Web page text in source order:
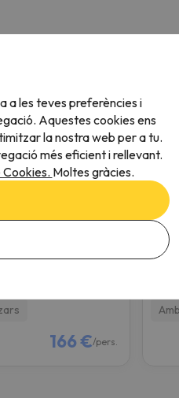
166 €/pers.
07/
a les teves preferències i
Aquestes cookies ens
la nostra web per a tu.
més eficient i rellevant.
Moltes gràcies.